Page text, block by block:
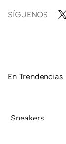
SÍGUENOS
En
Sneakers